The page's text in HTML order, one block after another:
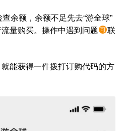
余额，余额不足先去“游全球”
量购买。操作中遇到问题
联
能获得一件拨打订购代码的方